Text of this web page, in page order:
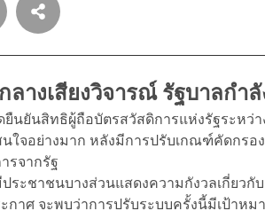
ลางเสียงวิจารณ์ รัฐบาลกำ
ยืนยันสิทธิผู้ถือบัตรสวัสดิการแห่งรัฐระหว่
ใจอย่างมาก หลังมีการปรับเกณฑ์คัดกร
รจากรัฐ
ระชาชนบางส่วนแสดงความกังวลเกี่ยว
กาศ จะพบว่าการปรับระบบครั้งนี้มีเป้าห